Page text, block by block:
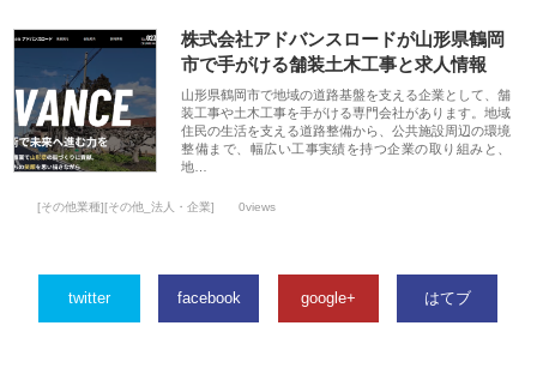
株式会社アドバンスロードが山形県鶴岡
市で手がける舗装土木工事と求人情報
山形県鶴岡市で地域の道路基盤を支える企業として、舗
装工事や土木工事を手がける専門会社があります。地域
住民の生活を支える道路整備から、公共施設周辺の環境
整備まで、幅広い工事実績を持つ企業の取り組みと、
地…
[その他業種][その他_法人・企業] 0views
twitter facebook google+ はてブ